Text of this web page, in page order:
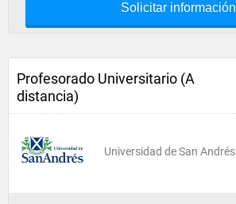
Solicitar información
Profesorado Universitario (A
distancia)
Universidad de San Andrés